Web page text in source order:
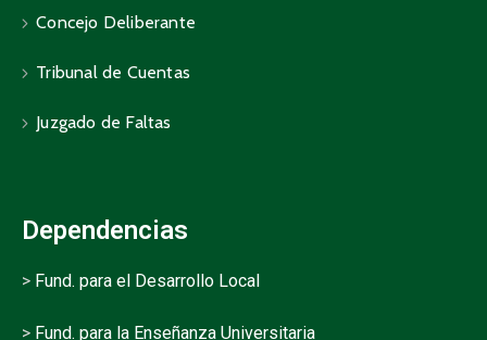
Concejo Deliberante
Tribunal de Cuentas
Juzgado de Faltas
Dependencias
> Fund. para el Desarrollo Local
> Fund. para la Enseñanza Universitaria